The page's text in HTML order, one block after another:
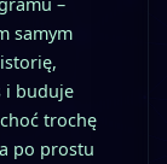
samym
i buduje
trochę
po prostu